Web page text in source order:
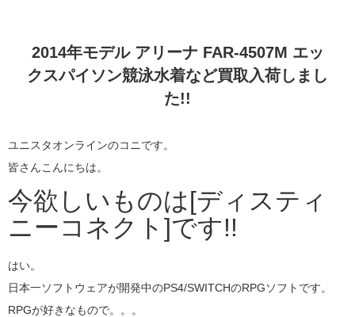
2014年モデル アリーナ FAR-4507M エッ
クスパイソン競泳水着など買取入荷しまし
た!!
ユニスタオンラインのコニです。
皆さんこんにちは。
今欲しいものは[ディスティ
ニーコネクト]です!!
はい。
日本一ソフトウェアが開発中のPS4/SWITCHのRPGソフトです。
RPGが好きなもので。。。